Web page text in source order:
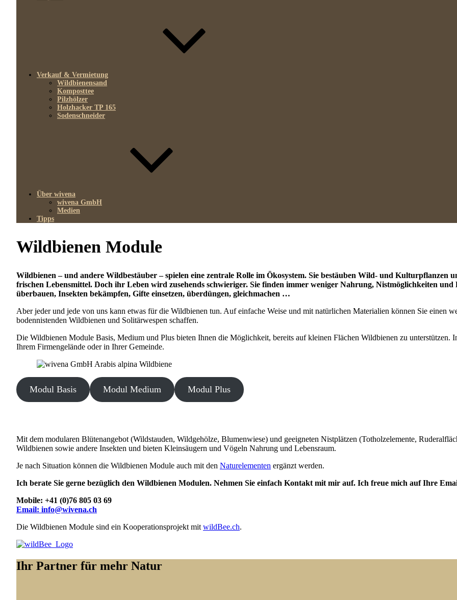
Verkauf & Vermietung
Wildbienensand
Komposttee
Pilzhölzer
Holzhacker TP 165
Sodenschneider
Über wivena
wivena GmbH
Medien
Tipps
Wildbienen Module
Wildbienen – und andere Wildbestäuber – spielen eine zentrale Rolle im Ökosystem. Sie bestäuben Wild- und Kulturpflanzen
frischen Lebensmittel. Doch ihr Leben wird zusehends schwieriger. Sie finden immer weniger Nahrung, Nistmöglichkeiten
überbauen, Insekten bekämpfen, Gifte einsetzen, überdüngen, gleichmachen …
Aber jeder und jede von uns kann etwas für die Wildbienen tun. Auf einfache Weise und mit natürlichen Materialien können Sie einen
bodennistenden Wildbienen und Solitärwespen schaffen.
Die Wildbienen Module Basis, Medium und Plus bieten Ihnen die Möglichkeit, bereits auf kleinen Flächen Wildbienen zu unterstützen.
Ihrem Firmengelände oder in Ihrer Gemeinde.
Modul Basis Modul Medium Modul Plus
Mit dem modularen Blütenangebot (Wildstauden, Wildgehölze, Blumenwiese) und geeigneten Nistplätzen (Totholzelemente,
Wildbienen sowie andere Insekten und bieten Kleinsäugern und Vögeln Nahrung und Lebensraum.
Je nach Situation können die Wildbienen Module auch mit den Naturelementen ergänzt werden.
Ich berate Sie gerne bezüglich den Wildbienen Modulen. Nehmen Sie einfach Kontakt mit mir auf. Ich freue mich auf Ihre
Mobile: +41 (0)76 805 03 69
Email: info@wivena.ch
Die Wildbienen Module sind ein Kooperationsprojekt mitwildBee.ch.
Ihr Partner für mehr Natur